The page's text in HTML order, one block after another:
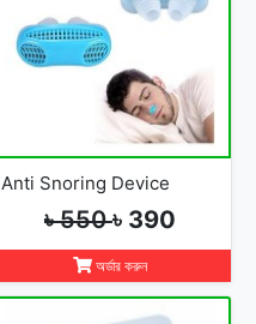
Anti Snoring Device
৳ 550৳ 390
অর্ডার করুন